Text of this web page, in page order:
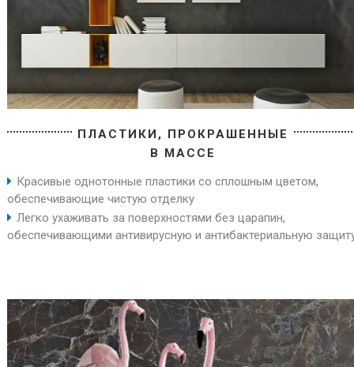
ПЛАСТИКИ, ПРОКРАШЕННЫЕ
В МАССЕ
Красивые однотонные пластики со сплошным цветом,
обеспечивающие чистую отделку
Легко ухаживать за поверхностями без царапин,
обеспечивающими антивирусную и антибактериальную